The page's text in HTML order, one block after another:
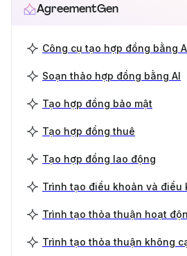
AgreementGen
Công cụ tạo hợp đồng bằng
Soạn thảo hợp đồng bằng AI
Tạo hợp đồng bảo mật
Tạo hợp đồng thuê
Tạo hợp đồng lao động
Trình tạo điều khoản và điều
Trình tạo thỏa thuận hoạt
Trình tạo thỏa thuận không